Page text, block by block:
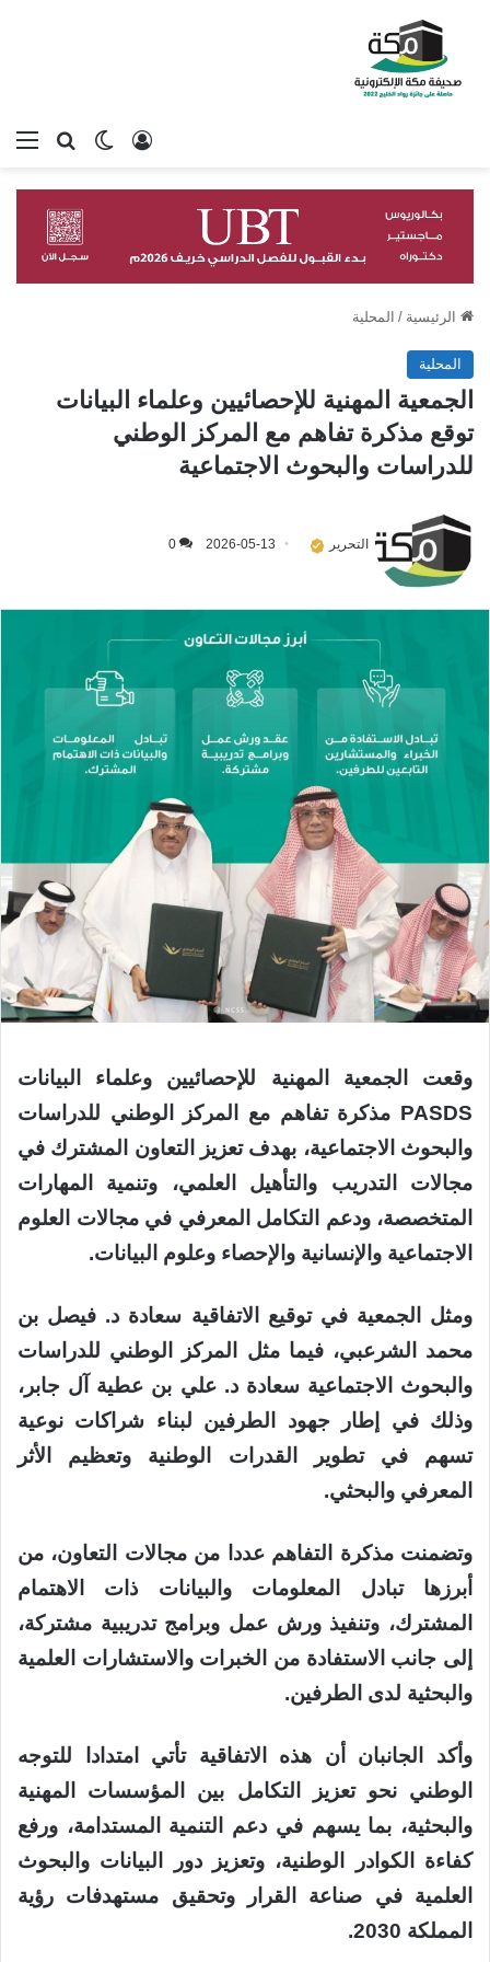
بحثالوضع
تسجيل الدخول
الرئيسية / المحلية
المحلية
الجمعية المهنية للإحصائيين وعلماء البيانات
توقع مذكرة تفاهم مع المركز الوطني
للدراسات والبحوث الاجتماعية
التحرير 2026-05-13
0
وقعت الجمعية المهنية للإحصائيين وعلماء البيانات
PASDS مذكرة تفاهم مع المركز الوطني للدراسات
والبحوث الاجتماعية، بهدف تعزيز التعاون المشترك في
مجالات التدريب والتأهيل العلمي، وتنمية المهارات
المتخصصة، ودعم التكامل المعرفي في مجالات العلوم
الاجتماعية والإنسانية والإحصاء وعلوم البيانات.
ومثل الجمعية في توقيع الاتفاقية سعادة د. فيصل بن
محمد الشرعبي، فيما مثل المركز الوطني للدراسات
والبحوث الاجتماعية سعادة د. علي بن عطية آل جابر،
وذلك في إطار جهود الطرفين لبناء شراكات نوعية
تسهم في تطوير القدرات الوطنية وتعظيم الأثر
المعرفي والبحثي.
وتضمنت مذكرة التفاهم عددا من مجالات التعاون، من
أبرزها تبادل المعلومات والبيانات ذات الاهتمام
المشترك، وتنفيذ ورش عمل وبرامج تدريبية مشتركة،
إلى جانب الاستفادة من الخبرات والاستشارات العلمية
والبحثية لدى الطرفين.
وأكد الجانبان أن هذه الاتفاقية تأتي امتدادا للتوجه
الوطني نحو تعزيز التكامل بين المؤسسات المهنية
والبحثية، بما يسهم في دعم التنمية المستدامة، ورفع
كفاءة الكوادر الوطنية، وتعزيز دور البيانات والبحوث
العلمية في صناعة القرار وتحقيق مستهدفات رؤية
المملكة 2030.